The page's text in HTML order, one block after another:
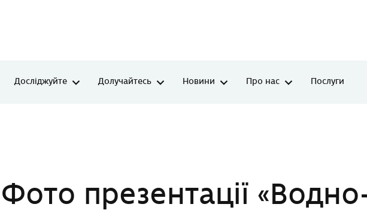
Досліджуйте Долучайтесь Новини Про нас Послуги
Фото презентації